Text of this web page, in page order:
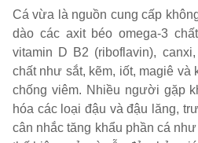
Cá vừa là nguồn cung cấp
dào các axit béo omega-3
vitamin D B2 (riboflavin),
chất như sắt, kẽm, iốt, magiê và
chống viêm. Nhiều người gặp
hóa các loại đậu và đậu lăng,
cân nhắc tăng khẩu phần cá